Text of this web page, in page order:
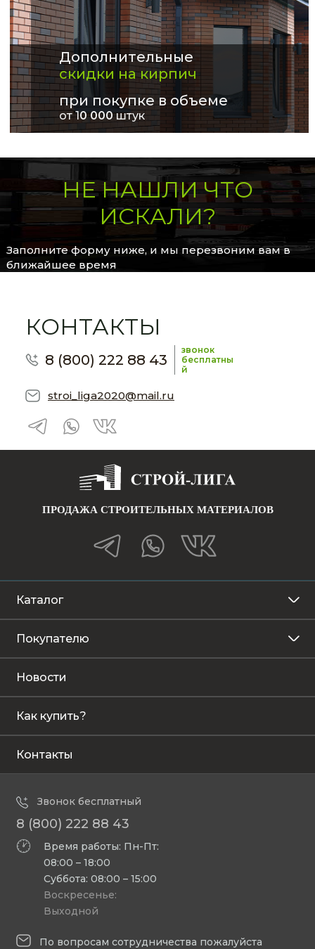
Дополнительные
скидки на кирпич
при покупке в объеме
от 10 000штук
НЕ НАШЛИ ЧТО
ИСКАЛИ?
Заполните форму ниже, и мы перезвоним вам в
ближайшее время
КОНТАКТЫ
8 (800) 222 88 43
звонок
бесплатны
й
stroi_liga2020@mail.ru
ПРОДАЖА СТРОИТЕЛЬНЫХ МАТЕРИАЛОВ
Каталог
Покупателю
Новости
Как купить?
Контакты
Звонок бесплатный
8 (800) 222 88 43
Время работы: Пн-Пт:
08:00 – 18:00
Суббота: 08:00 – 15:00
Воскресенье:
Выходной
По вопросам сотрудничества пожалуйста